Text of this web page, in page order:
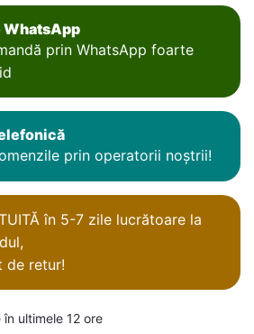
WhatsApp
prin WhatsApp foarte
prin operatorii noștrii!
în 5-7 zile lucrătoare la
de retur!
ultimele 12 ore